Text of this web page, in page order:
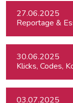
27.06.2025
Reportage &
30.06.2025
Klicks, Codes,
03.07.2025